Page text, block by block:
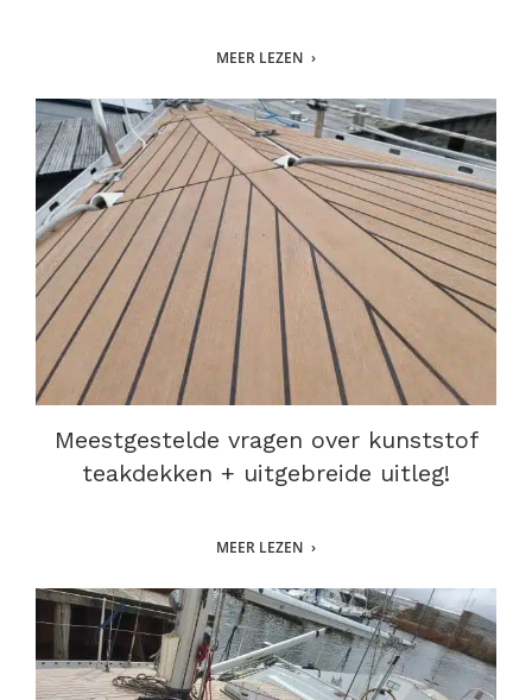
MEER LEZEN
Meestgestelde vragen over kunststof
teakdekken + uitgebreide uitleg!
MEER LEZEN